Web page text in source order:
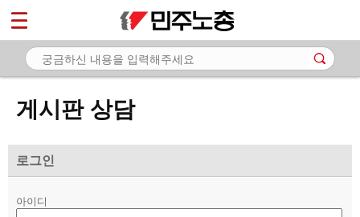
게시판 상담
로그인
아이디
마이페이지
소개
노동상담
- 게시판 상담
- 바로보기